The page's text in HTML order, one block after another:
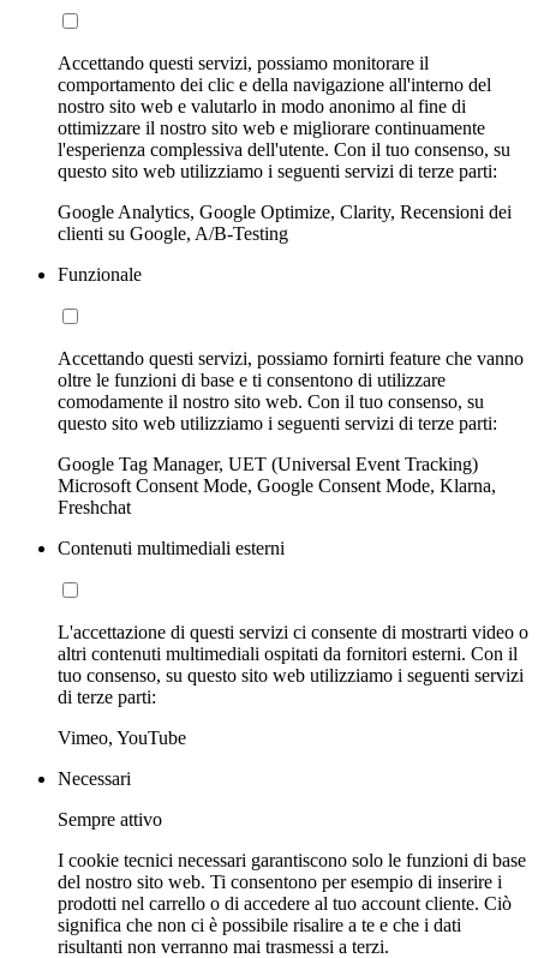
Accettando questi servizi, possiamo monitorare il
comportamento dei clic e della navigazione all'interno del
nostro sito web e valutarlo in modo anonimo al fine di
ottimizzare il nostro sito web e migliorare continuamente
l'esperienza complessiva dell'utente. Con il tuo consenso, su
questo sito web utilizziamo i seguenti servizi di terze parti:
Google Analytics, Google Optimize, Clarity, Recensioni dei
clienti su Google, A/B-Testing
Funzionale
Accettando questi servizi, possiamo fornirti feature che vanno
oltre le funzioni di base e ti consentono di utilizzare
comodamente il nostro sito web. Con il tuo consenso, su
questo sito web utilizziamo i seguenti servizi di terze parti:
Google Tag Manager, UET (Universal Event Tracking)
Microsoft Consent Mode, Google Consent Mode, Klarna,
Freshchat
Contenuti multimediali esterni
L'accettazione di questi servizi ci consente di mostrarti video o
altri contenuti multimediali ospitati da fornitori esterni. Con il
tuo consenso, su questo sito web utilizziamo i seguenti servizi
di terze parti:
Vimeo, YouTube
Necessari
Sempre attivo
I cookie tecnici necessari garantiscono solo le funzioni di base
del nostro sito web. Ti consentono per esempio di inserire i
prodotti nel carrello o di accedere al tuo account cliente. Ciò
significa che non ci è possibile risalire a te e che i dati
risultanti non verranno mai trasmessi a terzi.